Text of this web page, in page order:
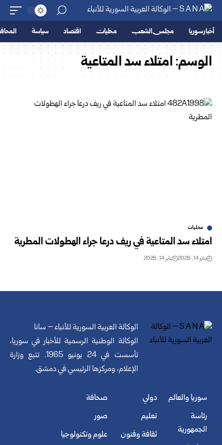
أخبار سوريا مجلس الشعب محليات اقتصاد سياسة
الوسم:امتلاء سد المتاعية
محليات
امتلاء سد المتاعية في ريف درعا جراء الهطولات المطرية
يناير 14, 2026 يناير 14, 2026
الوكالة العربية السورية للأنباء – سانا
الوكالة الوطنية الرسمية للأخبار في سوريا،
تأسست في 24 يونيو 1965. تتبع وزارة
الإعلام، ومركزها الرئيسي في دمشق.
سوريا والعالم
رئاسة
الجمهورية
دولي
تعليم
ثقافة وفنون
صحافة
صور
علوم وتكنولوجيا